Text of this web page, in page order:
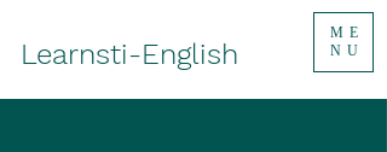
ME
NU
Learnsti-English